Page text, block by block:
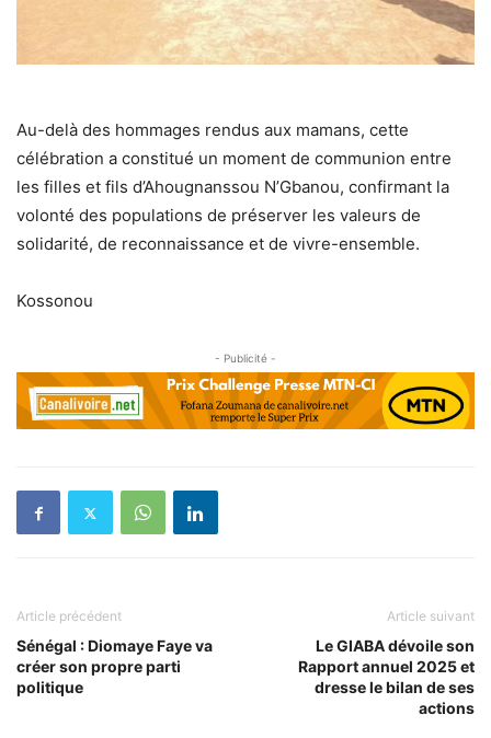
Au-delà des hommages rendus aux mamans, cette
célébration a constitué un moment de communion entre
les filles et fils d’Ahougnanssou N’Gbanou, confirmant la
volonté des populations de préserver les valeurs de
solidarité, de reconnaissance et de vivre-ensemble.
Kossonou
- Publicité -
Article précédent
Sénégal : Diomaye Faye va
créer son propre parti
politique
Article suivant
Le GIABA dévoile son
Rapport annuel 2025 et
dresse le bilan de ses
actions